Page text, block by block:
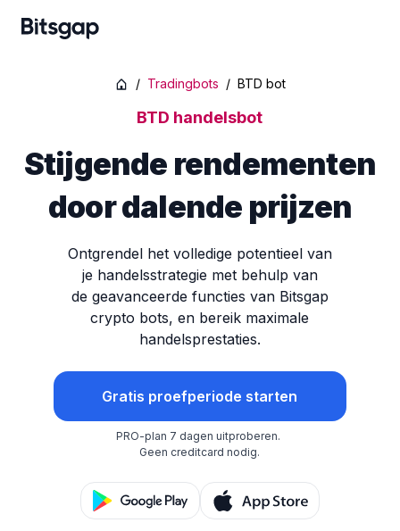
/ Tradingbots / BTD bot
BTD handelsbot
Stijgende rendementen
door dalende prijzen
Ontgrendel het volledige potentieel van
je handelsstrategie met behulp van
de geavanceerde functies van Bitsgap
crypto bots, en bereik maximale
handelsprestaties.
Gratis proefperiode starten
PRO-plan 7 dagen uitproberen.
Geen creditcard nodig.